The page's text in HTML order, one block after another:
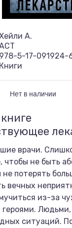
А.
978-5-17-091924-
Книги
Нет в наличии
врачи.
чтобы не быть
потерять
вечных
из-за
героями.
ситуаций.